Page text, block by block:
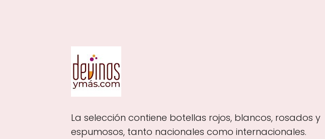
La selección contiene botellas rojos, blancos, rosados y
espumosos, tanto nacionales como internacionales.